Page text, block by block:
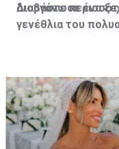
διοργάνωσε ένα
γενέθλια του
Διαβάστε